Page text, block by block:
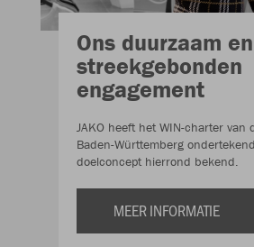
Ons duurzaam en
streekgebonden
engagement
JAKO heeft het WIN-charter van
Baden-Württemberg
doelconcept hierrond bekend.
MEER INFORMATIE